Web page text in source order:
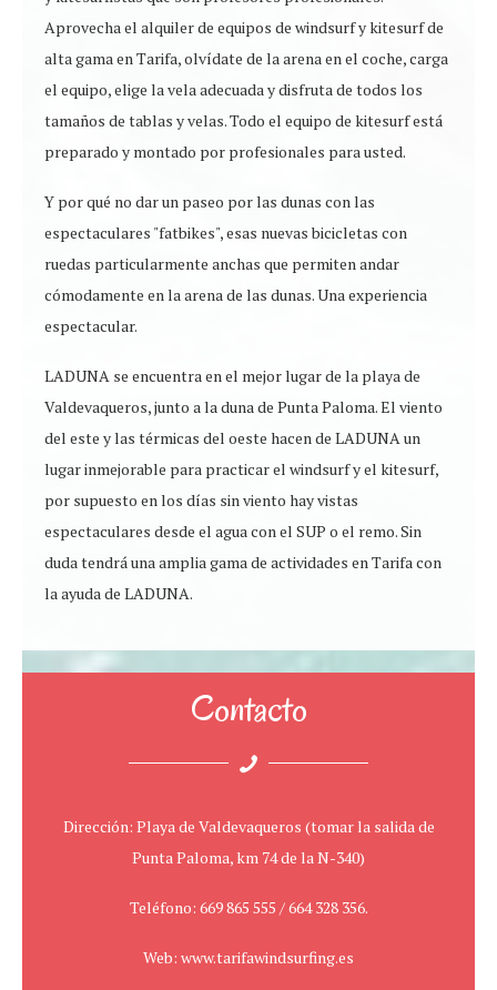
Aprovecha el alquiler de equipos de windsurf y kitesurf de
alta gama en Tarifa, olvídate de la arena en el coche, carga
el equipo, elige la vela adecuada y disfruta de todos los
tamaños de tablas y velas. Todo el equipo de kitesurf está
preparado y montado por profesionales para usted.
Y por qué no dar un paseo por las dunas con las
espectaculares "fatbikes", esas nuevas bicicletas con
ruedas particularmente anchas que permiten andar
cómodamente en la arena de las dunas. Una experiencia
espectacular.
LADUNA se encuentra en el mejor lugar de la playa de
Valdevaqueros, junto a la duna de Punta Paloma. El viento
del este y las térmicas del oeste hacen de LADUNA un
lugar inmejorable para practicar el windsurf y el kitesurf,
por supuesto en los días sin viento hay vistas
espectaculares desde el agua con el SUP o el remo. Sin
duda tendrá una amplia gama de actividades en Tarifa con
la ayuda de LADUNA.
Contacto
Dirección: Playa de Valdevaqueros (tomar la salida de
Punta Paloma, km 74 de la N-340)
Teléfono: 669 865 555 / 664 328 356.
Web: www.tarifawindsurfing.es